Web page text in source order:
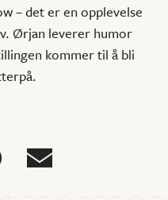
– det er en opplevelse
Ørjan leverer humor
kommer til å bli
